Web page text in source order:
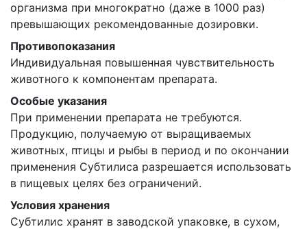
организма при многократно (даже в 1000 раз)
превышающих рекомендованные дозировки.
Противопоказания
Индивидуальная повышенная чувствительность
животного к компонентам препарата.
Особые указания
При применении препарата не требуются.
Продукцию, получаемую от выращиваемых
животных, птицы и рыбы в период и по окончании
применения Субтилиса разрешается использовать
в пищевых целях без ограничений.
Условия хранения
Субтилис хранят в заводской упаковке, в сухом,